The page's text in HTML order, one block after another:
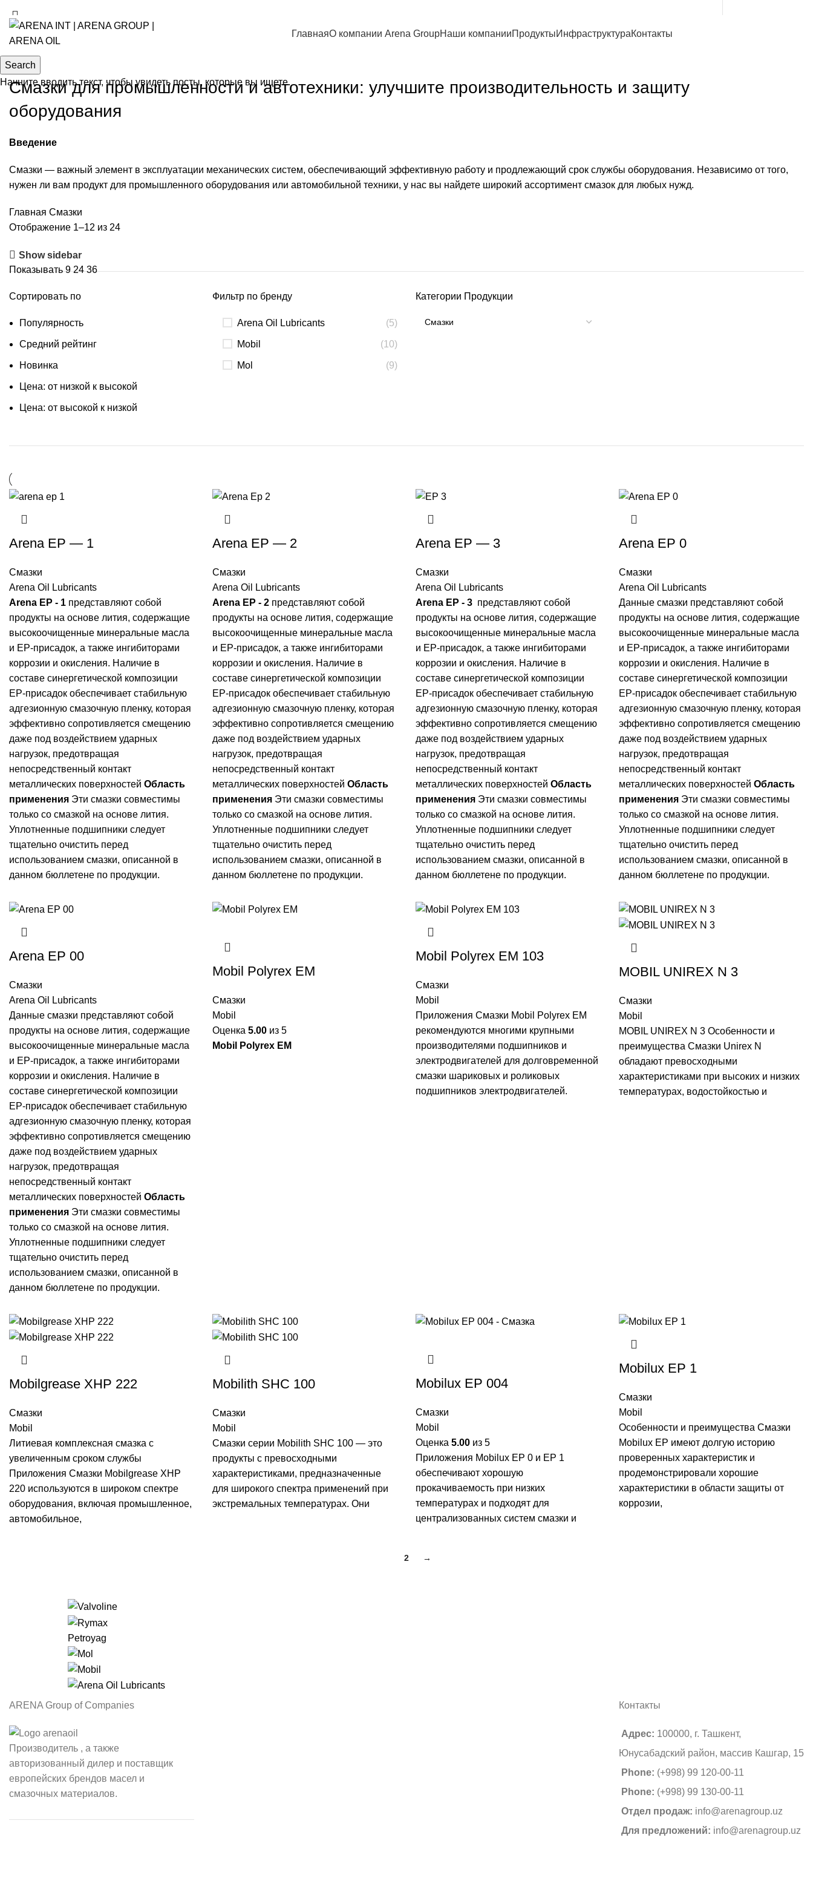
ГлавнаяО компании Arena GroupНаши компанииПродуктыИнфраструктураКонтакты
Смазки для промышленности и автотехники: улучшите производительность и защиту
оборудования
Введение
Смазки — важный элемент в эксплуатации механических систем, обеспечивающий эффективную работу и продлежающий срок службы оборудования. Независимо от того,
нужен ли вам продукт для промышленного оборудования или автомобильной техники, у нас вы найдете широкий ассортимент смазок для любых нужд.
Главная Смазки
Отображение 1–12 из 24
Show sidebar
Показывать92436
Сортировать по
Популярность
Средний рейтинг
Новинка
Цена: от низкой к высокой
Цена: от высокой к низкой
Фильтр по бренду
Arena Oil Lubricants (5)
Mobil (10)
Mol (9)
Категории Продукции
Arena EP — 1
Смазки
Arena Oil Lubricants
Arena EP - 1 представляют собой
продукты на основе лития, содержащие
высокоочищенные минеральные масла
и ЕP-присадок, а также ингибиторами
коррозии и окисления. Наличие в
составе синергетической композиции
EP-присадок обеспечивает стабильную
адгезионную смазочную пленку, которая
эффективно сопротивляется смещению
даже под воздействием ударных
нагрузок, предотвращая
непосредственный контакт
металлических поверхностей Область
применения Эти смазки совместимы
только со смазкой на основе лития.
Уплотненные подшипники следует
тщательно очистить перед
использованием смазки, описанной в
данном бюллетене по продукции.
Arena EP — 2
Смазки
Arena Oil Lubricants
Arena EP - 2 представляют собой
продукты на основе лития, содержащие
высокоочищенные минеральные масла
и ЕP-присадок, а также ингибиторами
коррозии и окисления. Наличие в
составе синергетической композиции
EP-присадок обеспечивает стабильную
адгезионную смазочную пленку, которая
эффективно сопротивляется смещению
даже под воздействием ударных
нагрузок, предотвращая
непосредственный контакт
металлических поверхностей Область
применения Эти смазки совместимы
только со смазкой на основе лития.
Уплотненные подшипники следует
тщательно очистить перед
использованием смазки, описанной в
данном бюллетене по продукции.
Arena EP — 3
Смазки
Arena Oil Lubricants
Arena EP - 3 представляют собой
продукты на основе лития, содержащие
высокоочищенные минеральные масла
и ЕP-присадок, а также ингибиторами
коррозии и окисления. Наличие в
составе синергетической композиции
EP-присадок обеспечивает стабильную
адгезионную смазочную пленку, которая
эффективно сопротивляется смещению
даже под воздействием ударных
нагрузок, предотвращая
непосредственный контакт
металлических поверхностей Область
применения Эти смазки совместимы
только со смазкой на основе лития.
Уплотненные подшипники следует
тщательно очистить перед
использованием смазки, описанной в
данном бюллетене по продукции.
Arena EP 0
Смазки
Arena Oil Lubricants
Данные смазки представляют собой
продукты на основе лития, содержащие
высокоочищенные минеральные масла
и ЕP-присадок, а также ингибиторами
коррозии и окисления. Наличие в
составе синергетической композиции
EP-присадок обеспечивает стабильную
адгезионную смазочную пленку, которая
эффективно сопротивляется смещению
даже под воздействием ударных
нагрузок, предотвращая
непосредственный контакт
металлических поверхностей Область
применения Эти смазки совместимы
только со смазкой на основе лития.
Уплотненные подшипники следует
тщательно очистить перед
использованием смазки, описанной в
данном бюллетене по продукции.
Arena EP 00
Смазки
Arena Oil Lubricants
Данные смазки представляют собой
продукты на основе лития, содержащие
высокоочищенные минеральные масла
и ЕP-присадок, а также ингибиторами
коррозии и окисления. Наличие в
составе синергетической композиции
EP-присадок обеспечивает стабильную
адгезионную смазочную пленку, которая
эффективно сопротивляется смещению
даже под воздействием ударных
нагрузок, предотвращая
непосредственный контакт
металлических поверхностей Область
применения Эти смазки совместимы
только со смазкой на основе лития.
Уплотненные подшипники следует
тщательно очистить перед
использованием смазки, описанной в
данном бюллетене по продукции.
Mobil Polyrex EM
Смазки
Mobil
Оценка 5.00 из 5
Mobil Polyrex EM
Mobil Polyrex EM 103
Смазки
Mobil
Приложения Смазки Mobil Polyrex EM
рекомендуются многими крупными
производителями подшипников и
электродвигателей для долговременной
смазки шариковых и роликовых
подшипников электродвигателей.
MOBIL UNIREX N 3
Смазки
Mobil
MOBIL UNIREX N 3 Особенности и
преимущества Смазки Unirex N
обладают превосходными
характеристиками при высоких и низких
температурах, водостойкостью и
Mobilgrease XHP 222
Смазки
Mobil
Литиевая комплексная смазка с
увеличенным сроком службы
Приложения Смазки Mobilgrease XHP
220 используются в широком спектре
оборудования, включая промышленное,
автомобильное,
Mobilith SHC 100
Смазки
Mobil
Смазки серии Mobilith SHC 100 — это
продукты с превосходными
характеристиками, предназначенные
для широкого спектра применений при
экстремальных температурах. Они
Mobilux EP 004
Смазки
Mobil
Оценка 5.00 из 5
Приложения Mobilux EP 0 и EP 1
обеспечивают хорошую
прокачиваемость при низких
температурах и подходят для
централизованных систем смазки и
Mobilux EP 1
Смазки
Mobil
Особенности и преимущества Смазки
Mobilux EP имеют долгую историю
проверенных характеристик и
продемонстрировали хорошие
характеристики в области защиты от
коррозии,
2 →
Petroyag
ARENA Group of Companies
Производитель , а также
авторизованный дилер и поставщик
европейских брендов масел и
смазочных материалов.
Контакты
Адрес: 100000, г. Ташкент,
Юнусабадский район, массив Кашгар, 15
Phone: (+998) 99 120-00-11
Phone: (+998) 99 130-00-11
Отдел продаж: info@arenagroup.uz
Для предложений: info@arenagroup.uz
Search
Начните вводить текст, чтобы увидеть посты, которые вы ищете.